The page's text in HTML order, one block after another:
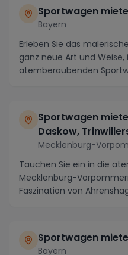
Sportwagen
Bayern
Erleben Sie das
ganz neue Art und
atemberaubenden
Sportwagen
Daskow,
Mecklenburg-
Tauchen Sie ein in die
Mecklenburg-
Faszination von
Sportwagen
Bayern